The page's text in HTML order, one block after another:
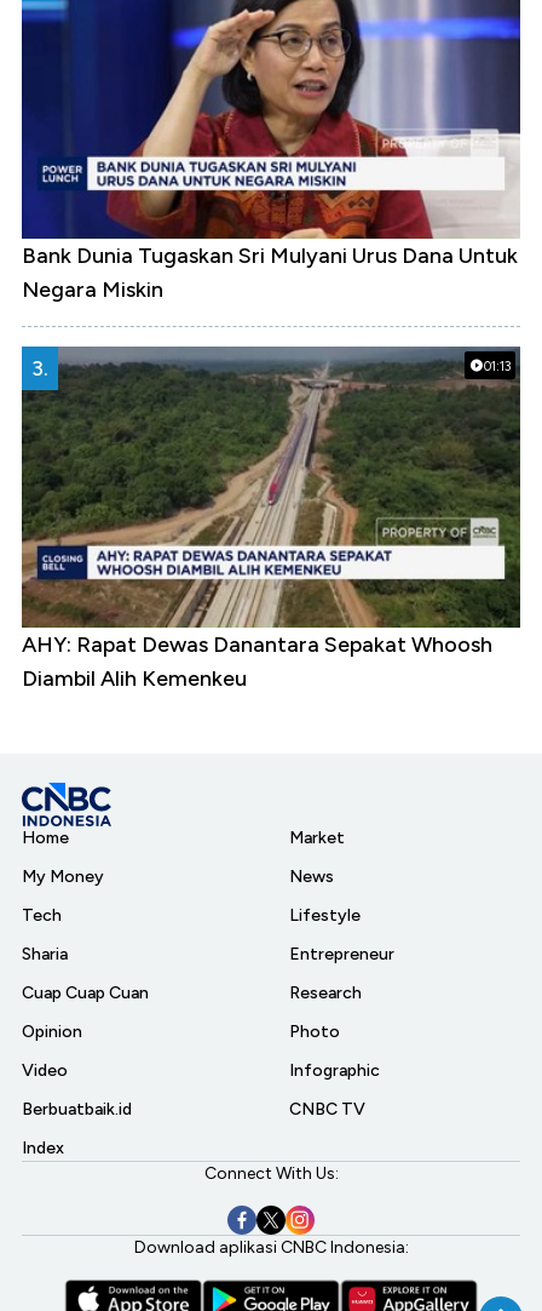
Bank Dunia Tugaskan Sri Mulyani Urus Dana Untuk
Negara Miskin
01:13
3.
AHY: Rapat Dewas Danantara Sepakat Whoosh
Diambil Alih Kemenkeu
Home
My Money
Tech
Sharia
Cuap Cuap Cuan
Opinion
Video
Berbuatbaik.id
Index
Market
News
Lifestyle
Entrepreneur
Research
Photo
Infographic
CNBC TV
Connect With Us:
Download aplikasi CNBC Indonesia: